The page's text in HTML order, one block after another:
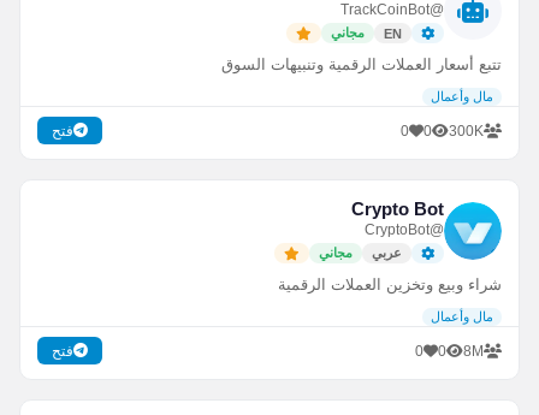
@TrackCoinBot
EN مجاني
تتبع أسعار العملات الرقمية وتنبيهات السوق
مال وأعمال
300K
0
0 فتح
Crypto Bot
@CryptoBot
عربي مجاني
شراء وبيع وتخزين العملات الرقمية
مال وأعمال
8M
0
0 فتح